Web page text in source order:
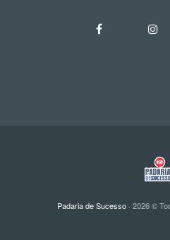
Padaria de Sucesso· 2026 ©